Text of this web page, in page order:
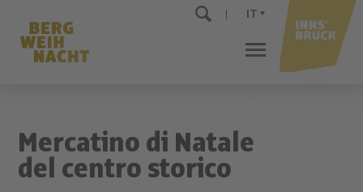
IT
Mercatino di Natale
del centro storico